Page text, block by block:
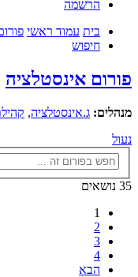
הרשמה
בית עמוד ראשי
חיפוש
פורום אינסטלציה
מנהלים: ג.אינסטלציה,
נעול
35 נושאים
1
2
3
4
הבא